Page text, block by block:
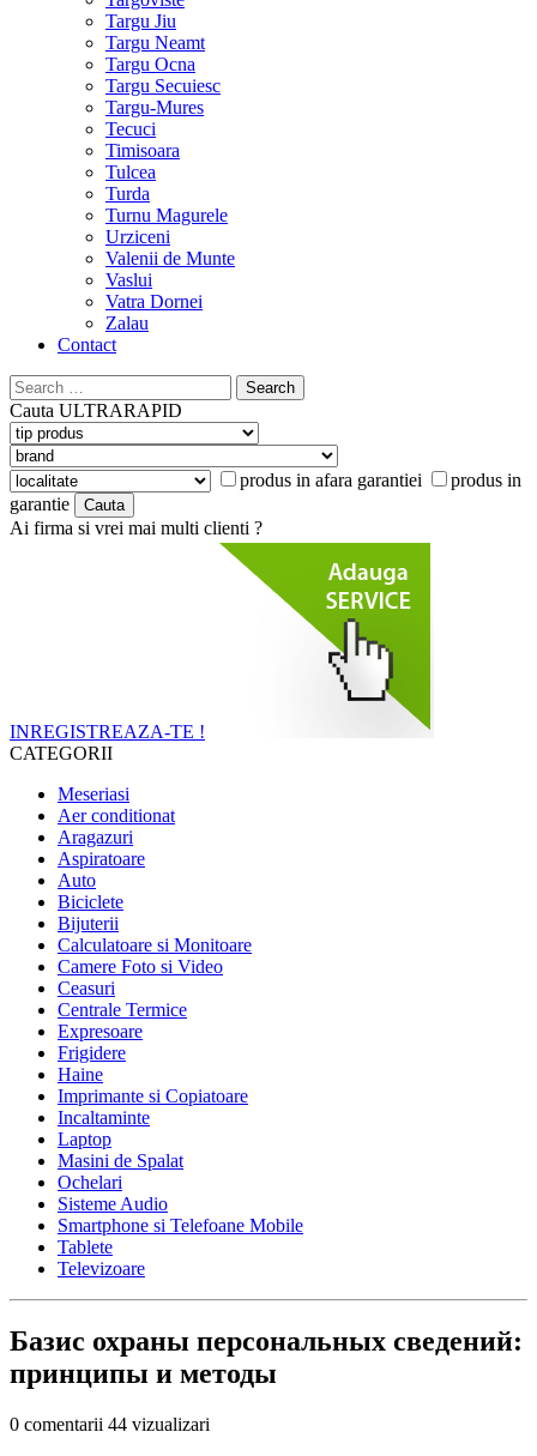
Targu Jiu
Targu Neamt
Targu Ocna
Targu Secuiesc
Targu-Mures
Tecuci
Timisoara
Tulcea
Turda
Turnu Magurele
Urziceni
Valenii de Munte
Vaslui
Vatra Dornei
Zalau
Contact
Search
for:
Cauta ULTRARAPID
produs in afara garantiei
produs in
garantie
Ai firma si vrei mai multi clienti ?
INREGISTREAZA-TE !
CATEGORII
Meseriasi
Aer conditionat
Aragazuri
Aspiratoare
Auto
Biciclete
Bijuterii
Calculatoare si Monitoare
Camere Foto si Video
Ceasuri
Centrale Termice
Expresoare
Frigidere
Haine
Imprimante si Copiatoare
Incaltaminte
Laptop
Masini de Spalat
Ochelari
Sisteme Audio
Smartphone si Telefoane Mobile
Tablete
Televizoare
Базис охраны персональных сведений:
принципы и методы
0 comentarii 44 vizualizari